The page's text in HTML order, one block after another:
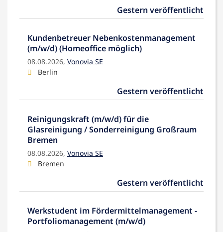
Gestern veröffentlicht
Kundenbetreuer Nebenkostenmanagement
(m/w/d) (Homeoffice möglich)
08.08.2026, Vonovia SE
Berlin
Gestern veröffentlicht
Reinigungskraft (m/w/d) für die
Glasreinigung / Sonderreinigung Großraum
Bremen
08.08.2026, Vonovia SE
Bremen
Gestern veröffentlicht
Werkstudent im Fördermittelmanagement -
Portfoliomanagement (m/w/d)